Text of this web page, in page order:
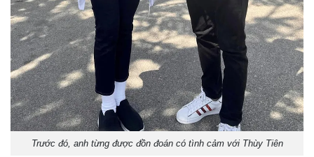
Trước đó, anh từng được đồn đoán có tình cảm với Thùy Tiên